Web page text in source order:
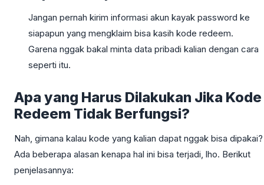
Jangan pernah kirim informasi akun kayak password ke
siapapun yang mengklaim bisa kasih kode redeem.
Garena nggak bakal minta data pribadi kalian dengan cara
seperti itu.
Apa yang Harus Dilakukan Jika Kode
Redeem Tidak Berfungsi?
Nah, gimana kalau kode yang kalian dapat nggak bisa dipakai?
Ada beberapa alasan kenapa hal ini bisa terjadi, lho. Berikut
penjelasannya: